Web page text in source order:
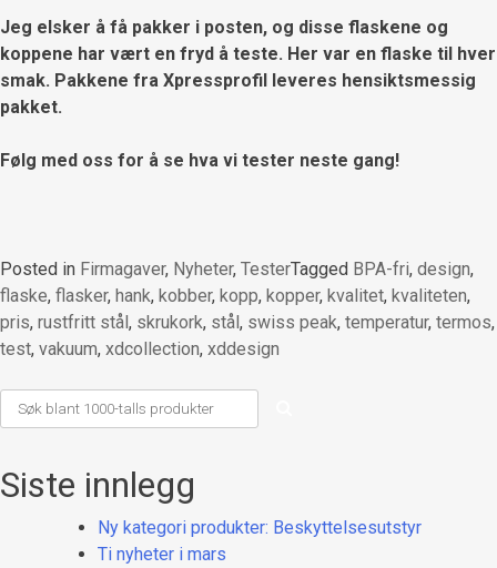
Jeg elsker å få pakker i posten, og disse flaskene og
koppene har vært en fryd å teste. Her var en flaske til hver
smak. Pakkene fra Xpressprofil leveres hensiktsmessig
pakket.
Følg med oss for å se hva vi tester neste gang!
Posted in Firmagaver, Nyheter, TesterTagged BPA-fri, design,
flaske, flasker, hank, kobber, kopp, kopper, kvalitet, kvaliteten,
pris, rustfritt stål, skrukork, stål, swiss peak, temperatur, termos,
test, vakuum, xdcollection, xddesign
Siste innlegg
Ny kategori produkter: Beskyttelsesutstyr
Ti nyheter i mars